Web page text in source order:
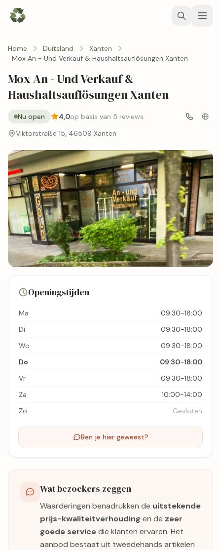
Home Duitsland
Xanten
Mox An - Und Verkauf & Haushaltsauflösungen Xanten
Mox An - Und Verkauf &
Haushaltsauflösungen Xanten
Nu open 4,0op basis van 5 reviews
Viktorstraße 15, 46509 Xanten
Bekijk kaart
Openingstijden
Ma
09:30-18:00
Di
09:30-18:00
Wo
09:30-18:00
Do
09:30-18:00
Vr
09:30-18:00
Za
10:00-14:00
Zo
Gesloten
Ben je hier geweest?
Wat bezoekers zeggen
Waarderingen benadrukken de uitstekende
prijs-kwaliteitverhouding en de zeer
goede servicedie klanten ervaren. Het
aanbod bestaat uit tweedehands artikelen